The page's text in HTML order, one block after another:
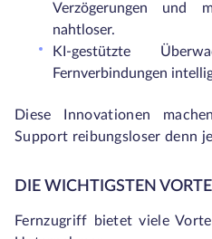
Verzögerungen und
nahtloser.
KI-gestützte
Fernverbindungen
Diese Innovationen
Support reibungsloser denn
DIE WICHTIGSTEN
Fernzugriff bietet viele